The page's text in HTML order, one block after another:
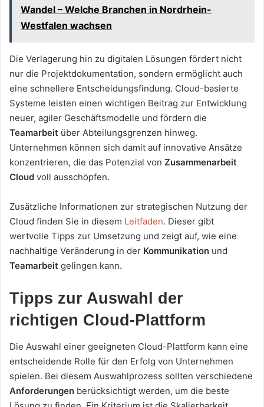
Wandel – Welche Branchen in Nordrhein-
Westfalen wachsen
Die Verlagerung hin zu digitalen Lösungen fördert nicht
nur die Projektdokumentation, sondern ermöglicht auch
eine schnellere Entscheidungsfindung. Cloud-basierte
Systeme leisten einen wichtigen Beitrag zur Entwicklung
neuer, agiler Geschäftsmodelle und fördern die
Teamarbeit über Abteilungsgrenzen hinweg.
Unternehmen können sich damit auf innovative Ansätze
konzentrieren, die das Potenzial von Zusammenarbeit
Cloud voll ausschöpfen.
Zusätzliche Informationen zur strategischen Nutzung der
Cloud finden Sie in diesem Leitfaden. Dieser gibt
wertvolle Tipps zur Umsetzung und zeigt auf, wie eine
nachhaltige Veränderung in der Kommunikation und
Teamarbeit gelingen kann.
Tipps zur Auswahl der
richtigen Cloud-Plattform
Die Auswahl einer geeigneten Cloud-Plattform kann eine
entscheidende Rolle für den Erfolg von Unternehmen
spielen. Bei diesem Auswahlprozess sollten verschiedene
Anforderungen berücksichtigt werden, um die beste